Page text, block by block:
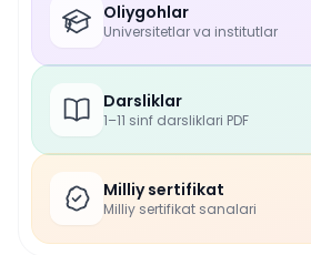
Oliygohlar
Universitetlar va institutlar
Darsliklar
1–11 sinf darsliklari PDF
Milliy sertifikat
Milliy sertifikat sanalari